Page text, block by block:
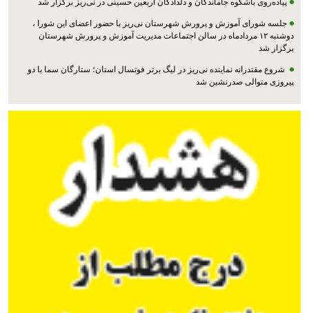
پیاده‌روی باشکوه جاماندگان و دلدادگان اربعین حسینی در نی‌ریز برگزار شد
جلسه شورای آموزش و پرورش شهرستان نی‌ریز با حضور اعضای این شورا ،
دوشنبه ۱۲ مردادماه در سالن اجتماعات مدیریت آموزش و پرورش شهرستان
برگزار شد
شروع مقتدرانه نماینده نی‌ریز در لیگ برتر فوتسال استان؛ ستارگان سما با دو
پیروزی متوالی صدرنشین شد